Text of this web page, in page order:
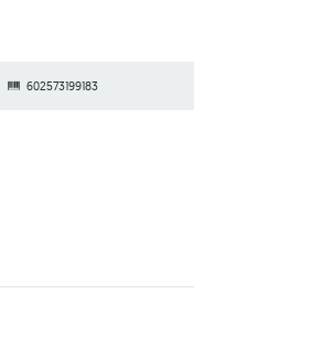
602573199183